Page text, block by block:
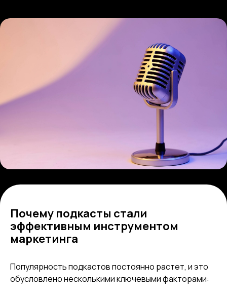
Почему подкасты стали
эффективным инструментом
маркетинга
Популярность подкастов постоянно растет, и это
обусловлено несколькими ключевыми факторами: